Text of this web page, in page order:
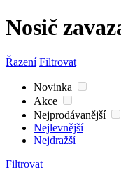
Nosič
Řazení Filtrovat
Novinka
Akce
Nejprodávanější
Nejlevnější
Nejdražší
Filtrovat